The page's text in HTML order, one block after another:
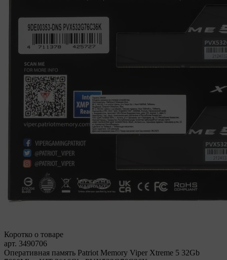
Коротко о товаре
арт. 3490706
Оперативная память Patriot Memory Viper Xtreme 5 32Gb